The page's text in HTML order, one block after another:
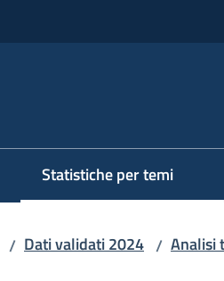
Statistiche per temi
/ Dati validati 2024 / Analisi